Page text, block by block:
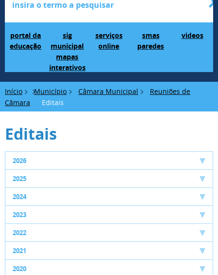
portal da
educação
sig
municipal
mapas
interativos
serviços
online
smas
paredes
videos
Início Município Câmara Municipal
Reuniões de
Câmara
Editais
Editais
2026
2025
2024
2023
2022
2021
2020